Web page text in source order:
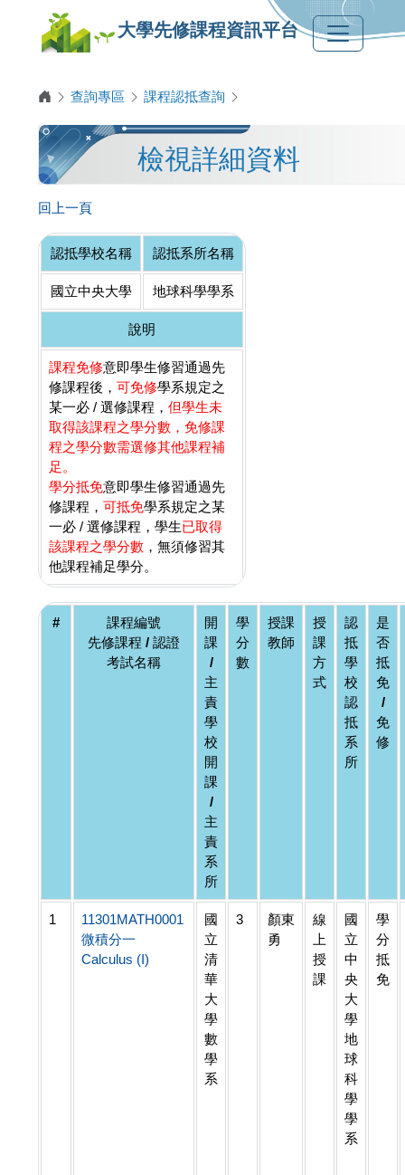
大學先修課程資訊平台
查詢專區 課程認抵查詢
檢視詳細資料
回上一頁
認抵學校名稱 認抵系所名稱
國立中央大學 地球科學學系
說明
課程免修意即學生修習通過先
修課程後， 可免修學系規定之
某一必 / 選修課程， 但學生未
取得該課程之學分數，免修課
程之學分數需選修其他課程補
足。
學分抵免意即學生修習通過先
修課程， 可抵免學系規定之某
一必 / 選修課程，學生已取得
該課程之學分數 ，無須修習其
他課程補足學分。
#
課程編號
先修課程 / 認證
考試名稱
開
課
/
主
責
學
校
開
課
/
主
責
系
所
學
分
數
授課
教師
授
課
方
式
認
抵
學
校
認
抵
系
所
是
否
抵
免
/
免
修
1
11301MATH0001
微積分一
Calculus (I)
國
立
清
華
大
學
數
學
系
3
顏東
勇
線
上
授
課
國
立
中
央
大
學
地
球
科
學
學
系
學
分
抵
免